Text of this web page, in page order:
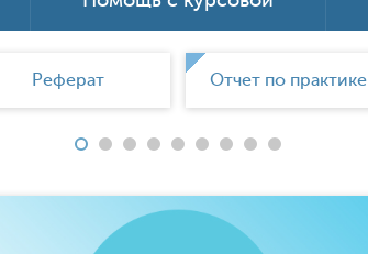
Реферат Отчет по практике